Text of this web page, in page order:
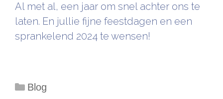
Al met al, een jaar om snel achter ons te
laten. En jullie fijne feestdagen en een
sprankelend 2024 te wensen!
Categorieën
Blog